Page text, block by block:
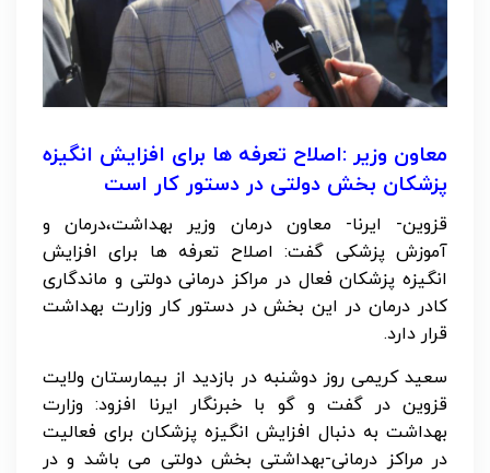
معاون وزیر :اصلاح تعرفه ها برای افزایش انگیزه
پزشکان بخش دولتی در دستور کار است
قزوین- ایرنا- معاون درمان وزیر بهداشت،درمان و
آموزش پزشکی گفت: اصلاح تعرفه ها برای افزایش
انگیزه پزشکان فعال در مراکز درمانی دولتی و ماندگاری
کادر درمان در این بخش در دستور کار وزارت بهداشت
قرار دارد.
سعید کریمی روز دوشنبه در بازدید از بیمارستان ولایت
قزوین در گفت و گو با خبرنگار ایرنا افزود: وزارت
بهداشت به دنبال افزایش انگیزه پزشکان برای فعالیت
در مراکز درمانی-بهداشتی بخش دولتی می باشد و در